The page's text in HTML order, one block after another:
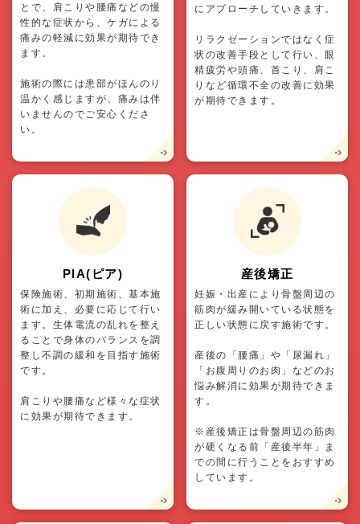
とで、肩こりや腰痛などの慢
性的な症状から、ケガによる
痛みの軽減に効果が期待でき
ます。
施術の際には患部がほんのり
温かく感じますが、痛みは伴
いませんのでご安心くださ
い。
にアプローチしていきます。
リラクゼーションではなく症
状の改善手段として行い、眼
精疲労や頭痛、首こり、肩こ
りなど循環不全の改善に効果
が期待できます。
PIA(ピア)
保険施術、初期施術、基本施
術に加え、必要に応じて行い
ます。生体電流の乱れを整え
ることで身体のバランスを調
整し不調の緩和を目指す施術
です。
肩こりや腰痛など様々な症状
に効果が期待できます。
産後矯正
妊娠・出産により骨盤周辺の
筋肉が緩み開いている状態を
正しい状態に戻す施術です。
産後の「腰痛」や「尿漏れ」
「お腹周りのお肉」などのお
悩み解消に効果が期待できま
す。
※産後矯正は骨盤周辺の筋肉
が硬くなる前「産後半年」ま
での間に行うことをおすすめ
しています。